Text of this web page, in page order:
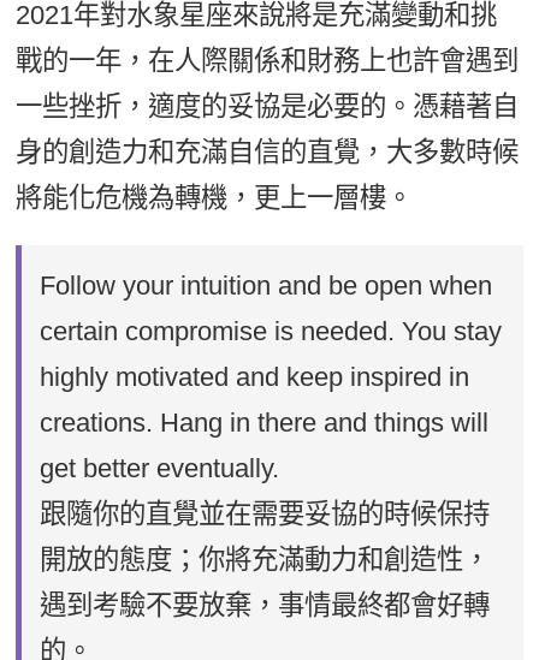
2021年對水象星座來說將是充滿變動和挑
戰的一年，在人際關係和財務上也許會遇到
一些挫折，適度的妥協是必要的。憑藉著自
身的創造力和充滿自信的直覺，大多數時候
將能化危機為轉機，更上一層樓。
Follow your intuition and be open when
certain compromise is needed. You stay
highly motivated and keep inspired in
creations. Hang in there and things will
get better eventually.
跟隨你的直覺並在需要妥協的時候保持
開放的態度；你將充滿動力和創造性，
遇到考驗不要放棄，事情最終都會好轉
的。